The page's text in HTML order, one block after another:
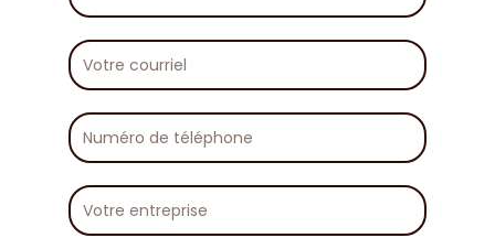
Votre
courriel
Numéro
de
téléphone
Votre
entreprise